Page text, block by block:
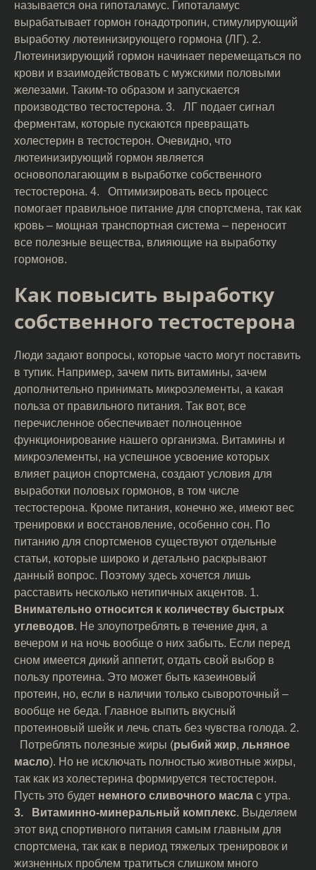
называется она гипоталамус. Гипоталамус
вырабатывает гормон гонадотропин, стимулирующий
выработку лютеинизирующего гормона (ЛГ). 2.
Лютеинизирующий гормон начинает перемещаться по
крови и взаимодействовать с мужскими половыми
железами. Таким-то образом и запускается
производство тестостерона. 3. ЛГ подает сигнал
ферментам, которые пускаются превращать
холестерин в тестостерон. Очевидно, что
лютеинизирующий гормон является
основополагающим в выработке собственного
тестостерона. 4. Оптимизировать весь процесс
помогает правильное питание для спортсмена, так как
кровь – мощная транспортная система – переносит
все полезные вещества, влияющие на выработку
гормонов.
Как повысить выработку
собственного тестостерона
Люди задают вопросы, которые часто могут поставить
в тупик. Например, зачем пить витамины, зачем
дополнительно принимать микроэлементы, а какая
польза от правильного питания. Так вот, все
перечисленное обеспечивает полноценное
функционирование нашего организма. Витамины и
микроэлементы, на успешное усвоение которых
влияет рацион спортсмена, создают условия для
выработки половых гормонов, в том числе
тестостерона. Кроме питания, конечно же, имеют вес
тренировки и восстановление, особенно сон. По
питанию для спортсменов существуют отдельные
статьи, которые широко и детально раскрывают
данный вопрос. Поэтому здесь хочется лишь
расставить несколько нетипичных акцентов. 1.
Внимательно относится к количеству быстрых
углеводов. Не злоупотреблять в течение дня, а
вечером и на ночь вообще о них забыть. Если перед
сном имеется дикий аппетит, отдать свой выбор в
пользу протеина. Это может быть казеиновый
протеин, но, если в наличии только сывороточный –
вообще не беда. Главное выпить вкусный
протеиновый шейк и лечь спать без чувства голода. 2.
Потреблять полезные жиры (рыбий жир, льняное
масло). Но не исключать полностью животные жиры,
так как из холестерина формируется тестостерон.
Пусть это будет немного сливочного масла с утра.
3. Витаминно-минеральный комплекс. Выделяем
этот вид спортивного питания самым главным для
спортсмена, так как в период тяжелых тренировок и
жизненных проблем тратиться слишком много